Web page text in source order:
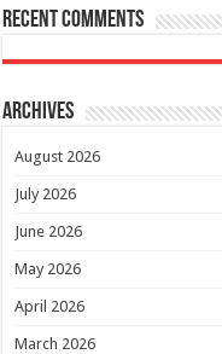
Recent Comments
Archives
August 2026
July 2026
June 2026
May 2026
April 2026
March 2026